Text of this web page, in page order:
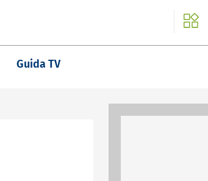
Guida TV